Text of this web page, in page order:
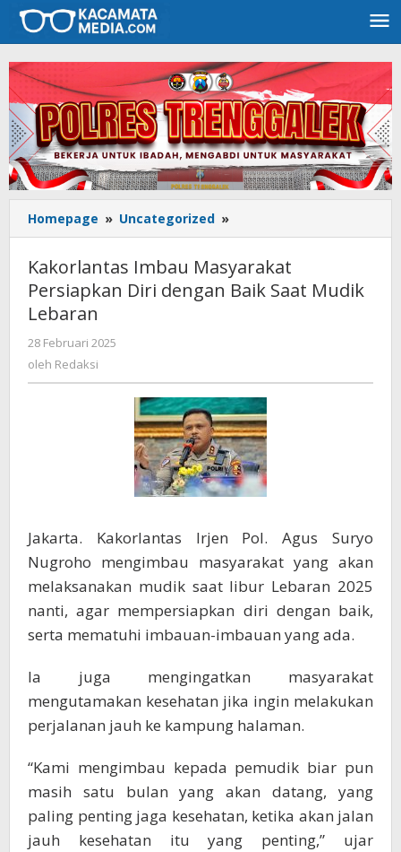
Lewati
konten
Homepage » Uncategorized »
Imbau
Persiapkan
Diri
Lebaran
Kakorlantas Imbau Masyarakat
Persiapkan Diri dengan Baik Saat Mudik
Lebaran
28 Februari 2025
oleh Redaksi
Jakarta. Kakorlantas Irjen Pol. Agus Suryo
Nugroho mengimbau masyarakat yang akan
melaksanakan mudik saat libur Lebaran 2025
nanti, agar mempersiapkan diri dengan baik,
serta mematuhi imbauan-imbauan yang ada.
Ia juga mengingatkan masyarakat
mengutamakan kesehatan jika ingin melakukan
perjalanan jauh ke kampung halaman.
“Kami mengimbau kepada pemudik biar pun
masih satu bulan yang akan datang, yang
paling penting jaga kesehatan, ketika akan jalan
jauh kesehatan itu yang penting,” ujar